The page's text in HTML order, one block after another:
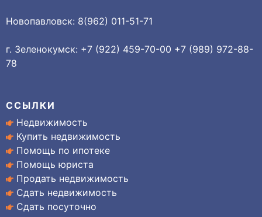
Новопавловск: 8(962) 011-51-71
г. Зеленокумск: +7 (922) 459-70-00 +7 (989) 972-88-
78
ССЫЛКИ
Недвижимость
Купить недвижимость
Помощь по ипотеке
Помощь юриста
Продать недвижимость
Сдать недвижимость
Сдать посуточно